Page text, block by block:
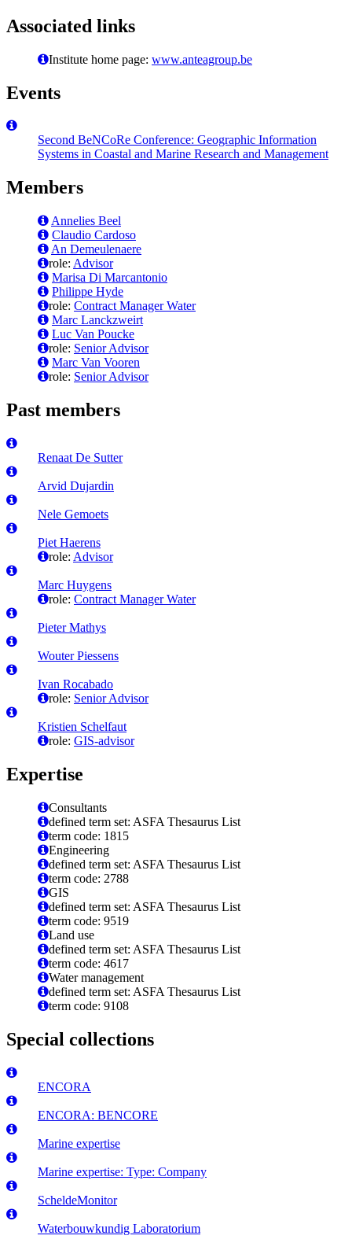
Associated links
Institute home page: www.anteagroup.be
Events
Second BeNCoRe Conference: Geographic Information
Systems in Coastal and Marine Research and Management
Members
Annelies Beel
Claudio Cardoso
An Demeulenaere
role: Advisor
Marisa Di Marcantonio
Philippe Hyde
role: Contract Manager Water
Marc Lanckzweirt
Luc Van Poucke
role: Senior Advisor
Marc Van Vooren
role: Senior Advisor
Past members
Renaat De Sutter
Arvid Dujardin
Nele Gemoets
Piet Haerens
role: Advisor
Marc Huygens
role: Contract Manager Water
Pieter Mathys
Wouter Piessens
Ivan Rocabado
role: Senior Advisor
Kristien Schelfaut
role: GIS-advisor
Expertise
Consultants
defined term set: ASFA Thesaurus List
term code: 1815
Engineering
defined term set: ASFA Thesaurus List
term code: 2788
GIS
defined term set: ASFA Thesaurus List
term code: 9519
Land use
defined term set: ASFA Thesaurus List
term code: 4617
Water management
defined term set: ASFA Thesaurus List
term code: 9108
Special collections
ENCORA
ENCORA: BENCORE
Marine expertise
Marine expertise: Type: Company
ScheldeMonitor
Waterbouwkundig Laboratorium